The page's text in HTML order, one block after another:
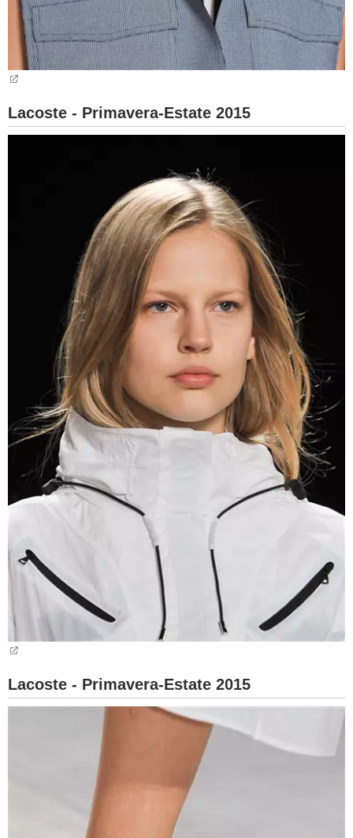
Lacoste - Primavera-Estate 2015
Lacoste - Primavera-Estate 2015